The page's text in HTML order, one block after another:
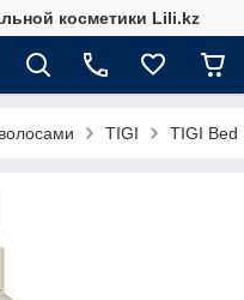
косметики Lili.kz
TIGI TIGI Bed